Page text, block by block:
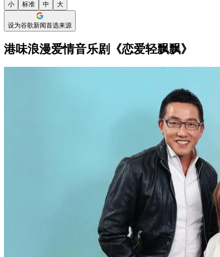
小 标准 中 大
设为谷歌新闻首选来源
港味浪漫爱情音乐剧《恋爱轻飘飘》